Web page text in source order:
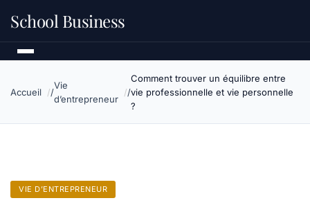
School Business
Accueil
Vie
d’entrepreneur
Comment trouver un équilibre entre
vie professionnelle et vie personnelle
?
VIE D’ENTREPRENEUR